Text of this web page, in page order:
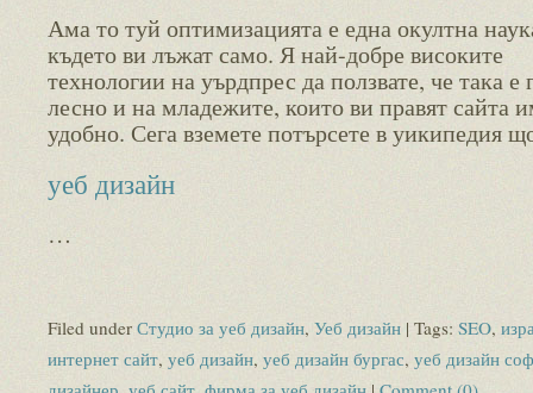
Ама то туй оптимизацията е една окултна
където ви лъжат само. Я най-добре високите
технологии на уърдпрес да ползвате, че така е
лесно и на младежите, които ви правят сайта
удобно. Сега вземете потърсете в уикипедия
уеб дизайн
…
Filed under Студио за уеб дизайн, Уеб дизайн | Tags: SEO,
интернет сайт, уеб дизайн, уеб дизайн бургас, уеб дизайн